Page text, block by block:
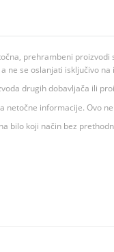
prehrambeni
se oslanjati isključivo
drugih dobavljača ili
informacije. Ovo
koji način bez